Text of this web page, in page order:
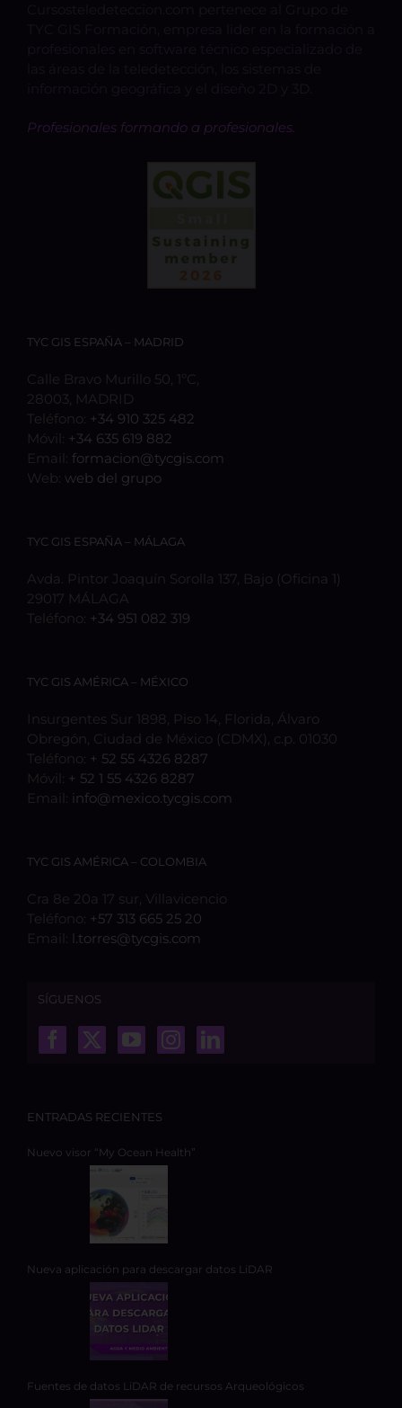
Profesionales formando a profesionales.
TYC GIS ESPAÑA – MADRID
Calle Bravo Murillo 50, 1ºC,
28003, MADRID
Teléfono: +34 910 325 482
Móvil: +34 635 619 882
Email: formacion@tycgis.com
Web: web del grupo
TYC GIS ESPAÑA – MÁLAGA
Avda. Pintor Joaquín Sorolla 137, Bajo (Oficina 1)
29017 MÁLAGA
Teléfono: +34 951 082 319
TYC GIS AMÉRICA – MÉXICO
Insurgentes Sur 1898, Piso 14, Florida, Álvaro
Obregón, Ciudad de México (CDMX), c.p. 01030
Teléfono: + 52 55 4326 8287
Móvil: + 52 1 55 4326 8287
Email: info@mexico.tycgis.com
TYC GIS AMÉRICA – COLOMBIA
Cra 8e 20a 17 sur, Villavicencio
Teléfono: +57 313 665 25 20
Email: l.torres@tycgis.com
SÍGUENOS
ENTRADAS RECIENTES
Nuevo visor “My Ocean Health”
Nueva aplicación para descargar datos LiDAR
Fuentes de datos LiDAR de recursos Arqueológicos